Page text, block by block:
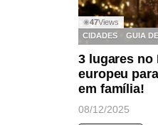
◉47Views
CIDADES
GUIA
3 lugares no
europeu
em família!
08/12/2025